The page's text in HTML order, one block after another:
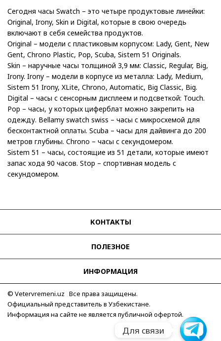
Сегодня часы Swatch – это четыре продуктовые линейки:
Original, Irony, Skin и Digital, которые в свою очередь
включают в себя семейства продуктов.
Original – модели с пластиковым корпусом: Lady, Gent, New
Gent, Chrono Plastic, Pop, Scuba, Sistem 51 Originals.
Skin – наручные часы толщиной 3,9 мм: Classic, Regular, Big,
Irony. Irony – модели в корпусе из металла: Lady, Medium,
Sistem 51 Irony, XLite, Chrono, Automatic, Big Classic, Big.
Digital – часы с сенсорным дисплеем и подсветкой: Touch.
Pop – часы, у которых циферблат можно закрепить на
одежду. Bellamy swatch swiss – часы с микросхемой для
бесконтактной оплаты. Scuba – часы для дайвинга до 200
метров глубины. Chrono – часы с секундомером.
Sistem 51 – часы, состоящие из 51 детали, которые имеют
запас хода 90 часов. Stop – спортивная модель с
секундомером.
КОНТАКТЫ
ПОЛЕЗНОЕ
ИНФОРМАЦИЯ
© Vetervremeni.uz Все права защищены.
Официальный представитель в Узбекистане.
Информация на сайте не является публичной офертой.
Для связи
Для связи